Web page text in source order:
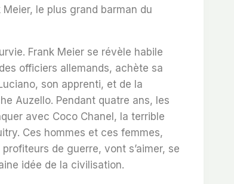
le plus grand barman du
Frank Meier se révèle habile
officiers allemands, achète sa
son apprenti, et de la
Auzello. Pendant quatre ans, les
avec Coco Chanel, la terrible
. Ces hommes et ces femmes,
de guerre, vont s’aimer, se
idée de la civilisation.